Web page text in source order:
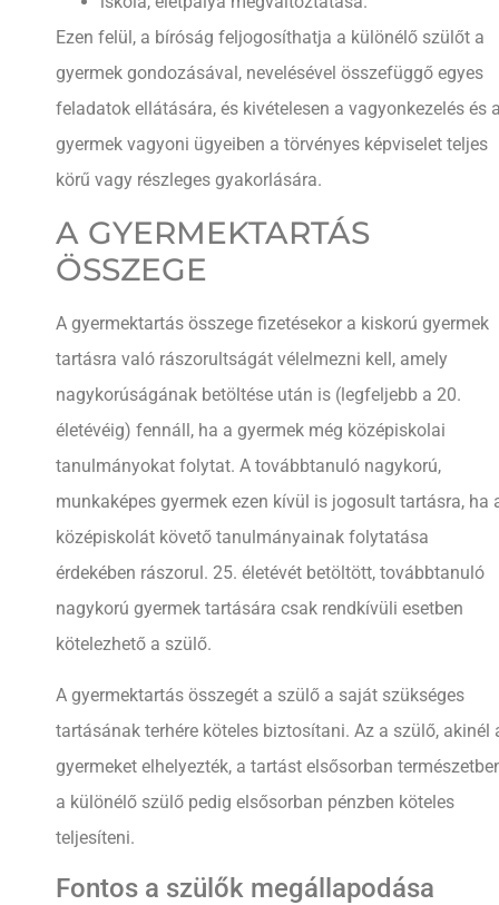
Ezen felül, a bíróság feljogosíthatja a különélő szülőt a
gyermek gondozásával, nevelésével összefüggő egyes
feladatok ellátására, és kivételesen a vagyonkezelés és
gyermek vagyoni ügyeiben a törvényes képviselet teljes
körű vagy részleges gyakorlására.
A GYERMEKTARTÁS
ÖSSZEGE
A gyermektartás összege fizetésekor a kiskorú gyermek
tartásra való rászorultságát vélelmezni kell, amely
nagykorúságának betöltése után is (legfeljebb a 20.
életévéig) fennáll, ha a gyermek még középiskolai
tanulmányokat folytat. A továbbtanuló nagykorú,
munkaképes gyermek ezen kívül is jogosult tartásra, ha
középiskolát követő tanulmányainak folytatása
érdekében rászorul. 25. életévét betöltött, továbbtanuló
nagykorú gyermek tartására csak rendkívüli esetben
kötelezhető a szülő.
A gyermektartás összegét a szülő a saját szükséges
tartásának terhére köteles biztosítani. Az a szülő, akinél
gyermeket elhelyezték, a tartást elsősorban
a különélő szülő pedig elsősorban pénzben köteles
teljesíteni.
Fontos a szülők megállapodása